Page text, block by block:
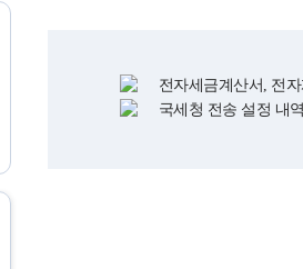
전자세금계산서, 전
국세청 전송 설정 내